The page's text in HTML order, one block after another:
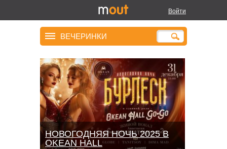
Войти
ВЕЧЕРИНКИ
НОВОГОДНЯЯ НОЧЬ 2025 В
OKEАN HALL